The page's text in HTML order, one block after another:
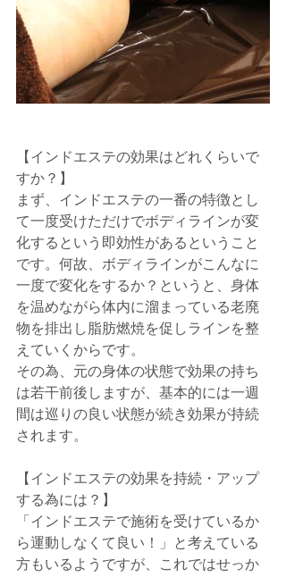
【インドエステの効果はどれくらいで
すか？】
まず、インドエステの一番の特徴とし
て一度受けただけでボディラインが変
化するという即効性があるということ
です。何故、ボディラインがこんなに
一度で変化をするか？というと、身体
を温めながら体内に溜まっている老廃
物を排出し脂肪燃焼を促しラインを整
えていくからです。
その為、元の身体の状態で効果の持ち
は若干前後しますが、基本的には一週
間は巡りの良い状態が続き効果が持続
されます。
【インドエステの効果を持続・アップ
する為には？】
「インドエステで施術を受けているか
ら運動しなくて良い！」と考えている
方もいるようですが、これではせっか